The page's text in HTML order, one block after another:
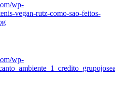
wp-
vegan-rutz-como-sao-feitos-
wp-